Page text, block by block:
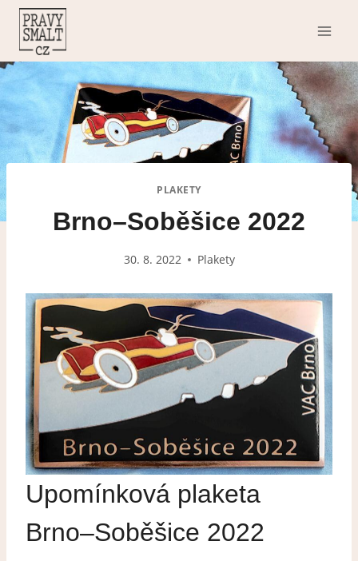
Přeskočit
obsah
PLAKETY
Brno–Soběšice 2022
30. 8. 2022 Plakety
Upomínková plaketa
Brno–Soběšice 2022